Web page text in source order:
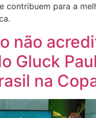
contribuem para a
não
Gluck Paul
na